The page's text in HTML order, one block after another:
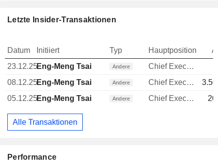
Performance
Letzte Insider-Transaktionen
Datum Initiiert Typ Hauptposition
23.12.25Eng-Meng Tsai Andere Chief Executive Officer (CEO)
08.12.25Eng-Meng Tsai Andere Chief Executive Officer (CEO)
05.12.25Eng-Meng Tsai Andere Chief Executive Officer (CEO)
Alle Transaktionen